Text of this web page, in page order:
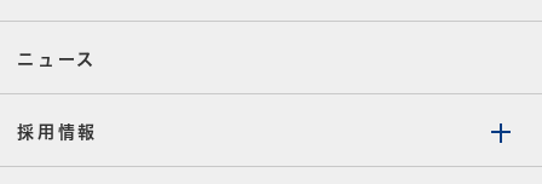
ニュース
採用情報